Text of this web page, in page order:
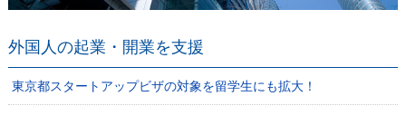
外国人の起業・開業を支援
東京都スタートアップビザの対象を留学生にも拡大！